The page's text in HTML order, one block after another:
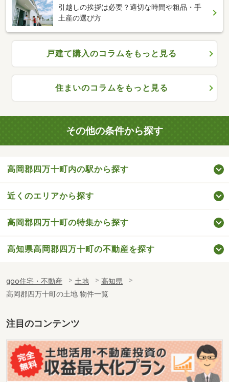
引越しの挨拶は必要？適切な時間や粗品・手
土産の選び方
戸建て購入のコラムをもっと見る
住まいのコラムをもっと見る
その他の条件から探す
高岡郡四万十町内の駅から探す
近くのエリアから探す
高岡郡四万十町の特集から探す
高知県高岡郡四万十町の不動産を探す
goo住宅・不動産 土地
高知県
高岡郡四万十町の土地 物件一覧
注目のコンテンツ